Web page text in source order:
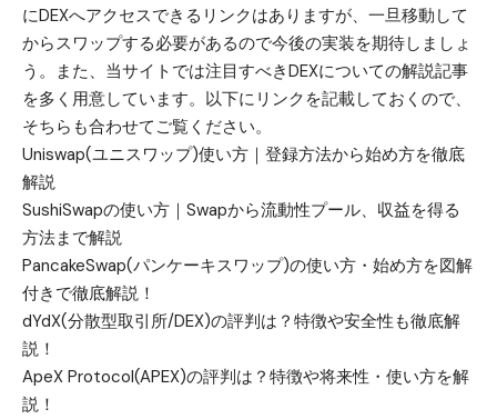
にDEXへアクセスできるリンクはありますが、一旦移動して
からスワップする必要があるので今後の実装を期待しましょ
う。また、当サイトでは注目すべきDEXについての解説記事
を多く用意しています。以下にリンクを記載しておくので、
そちらも合わせてご覧ください。
Uniswap(ユニスワップ)使い方｜登録方法から始め方を徹底
解説
SushiSwapの使い方｜Swapから流動性プール、収益を得る
方法まで解説
PancakeSwap(パンケーキスワップ)の使い方・始め方を図解
付きで徹底解説！
dYdX(分散型取引所/DEX)の評判は？特徴や安全性も徹底解
説！
ApeX Protocol(APEX)の評判は？特徴や将来性・使い方を解
説！